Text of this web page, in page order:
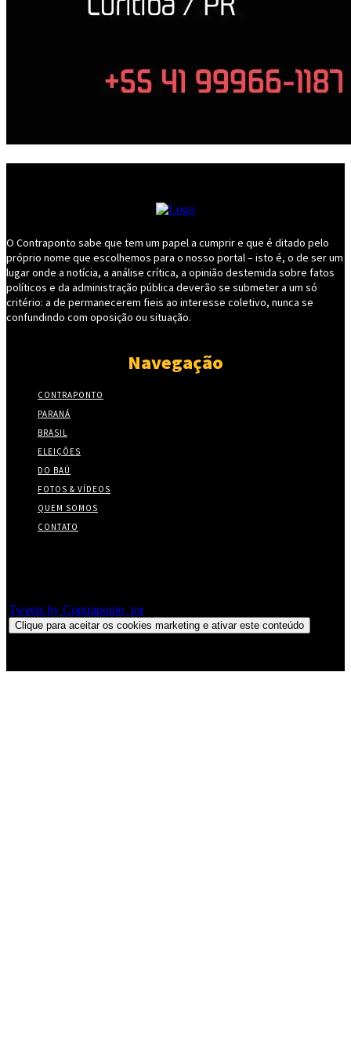
O Contraponto sabe que tem um papel a cumprir e que é ditado pelo
próprio nome que escolhemos para o nosso portal – isto é, o de ser um
lugar onde a notícia, a análise crítica, a opinião destemida sobre fatos
políticos e da administração pública deverão se submeter a um só
critério: a de permanecerem fieis ao interesse coletivo, nunca se
confundindo com oposição ou situação.
Navegação
CONTRAPONTO
PARANÁ
BRASIL
ELEIÇÕES
DO BAÚ
FOTOS & VÍDEOS
QUEM SOMOS
CONTATO
Tweets by Contraponto_jor
Clique para aceitar os cookies marketing e ativar este conteúdo